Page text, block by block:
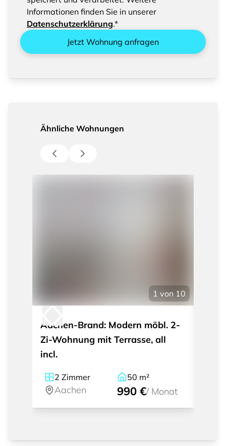
Informationen finden Sie in unserer
Datenschutzerklärung.*
Jetzt Wohnung anfragen
Ähnliche Wohnungen
1 von 10
Aachen-Brand: Modern möbl. 2-
Zi-Wohnung mit Terrasse, all
incl.
2 Zimmer
Aachen
50 m²
990 €/ Monat